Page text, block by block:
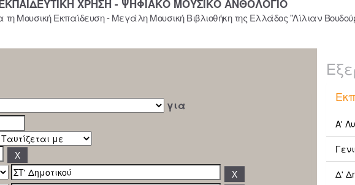
ΧΡΗΣΗ - ΨΗΦΙΑΚΟ ΜΟΥΣΙΚΟ ΑΝΘΟΛΟΓΙΟ
Μουσική Εκπαίδευση - Μεγάλη Μουσική Βιβλιοθήκη της Ελλάδος "Λίλιαν
για
Α'
Δ'